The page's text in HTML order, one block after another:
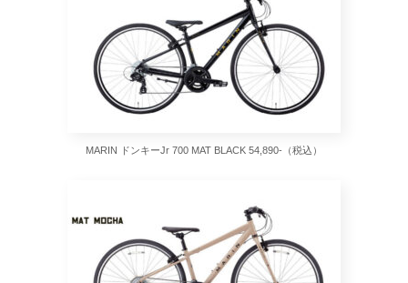
MARIN ドンキーJr 700 MAT BLACK 54,890-（税込）